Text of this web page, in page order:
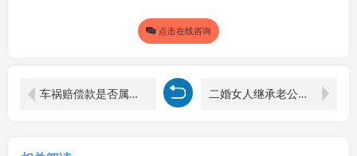
点击在线咨询
车祸赔偿款是否属于遗产：上海遗产继承律师的视角剖析 二婚女人继承老公房产：上海遗产继承律师视角下的复杂法律考量